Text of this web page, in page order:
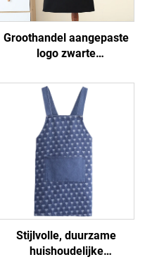
Groothandel aangepaste
logo zwarte
schorten -
katoen/polyester katoen,
ademend en koelend,
verstelbaar met zakken,
voor café, BBQ,
voedselverzorging en
schoonmaken
Stijlvolle, duurzame
huishoudelijke